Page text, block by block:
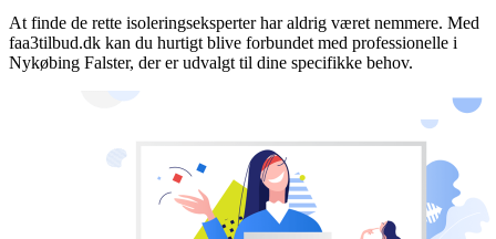
At finde de rette isoleringseksperter har aldrig været nemmere. Med
faa3tilbud.dk kan du hurtigt blive forbundet med professionelle i
Nykøbing Falster, der er udvalgt til dine specifikke behov.